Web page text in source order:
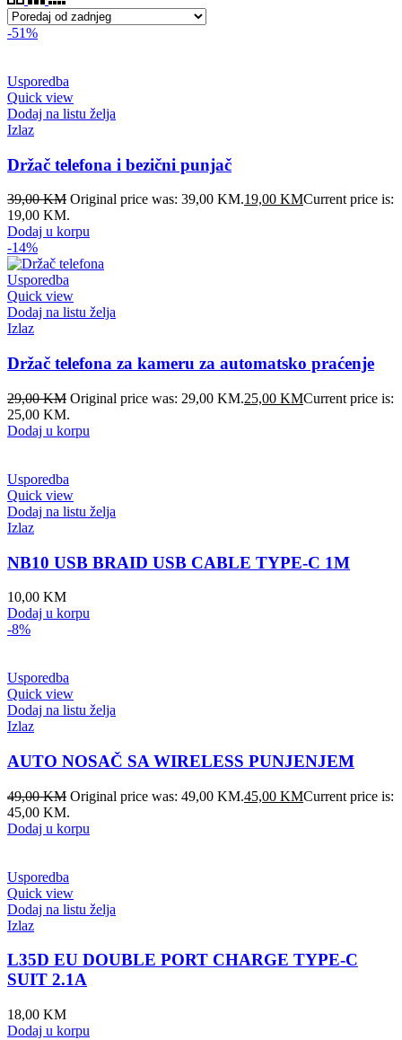
-51%
Usporedba
Quick view
Dodaj na listu želja
Izlaz
Držač telefona i bezični punjač
39,00KM Original price was: 39,00 KM.19,00 KMCurrent price is:
19,00 KM.
Dodaj u korpu
-14%
Usporedba
Quick view
Dodaj na listu želja
Izlaz
Držač telefona za kameru za automatsko praćenje
29,00KM Original price was: 29,00 KM.25,00 KMCurrent price is:
25,00 KM.
Dodaj u korpu
Usporedba
Quick view
Dodaj na listu želja
Izlaz
NB10 USB BRAID USB CABLE TYPE-C 1M
10,00 KM
Dodaj u korpu
-8%
Usporedba
Quick view
Dodaj na listu želja
Izlaz
AUTO NOSAČ SA WIRELESS PUNJENJEM
49,00KM Original price was: 49,00 KM.45,00 KMCurrent price is:
45,00 KM.
Dodaj u korpu
Usporedba
Quick view
Dodaj na listu želja
Izlaz
L35D EU DOUBLE PORT CHARGE TYPE-C
SUIT 2.1A
18,00 KM
Dodaj u korpu